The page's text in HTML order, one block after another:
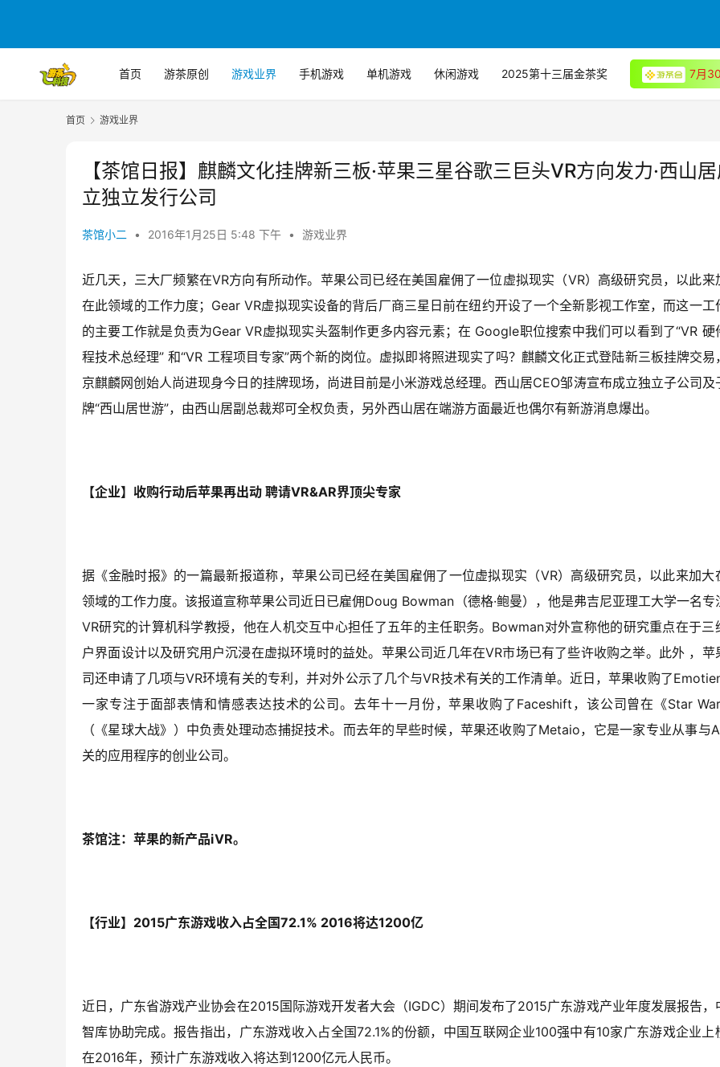
首页 游茶原创 游戏业界 手机游戏 单机游戏 休闲游戏 2025第十三届金茶奖 7月
首页 游戏业界
【茶馆日报】麒麟文化挂牌新三板·苹果三星谷歌三巨头VR方向发力·西山
立独立发行公司
茶馆小二 • 2016年1月25日 5:48 下午 • 游戏业界
近几天，三大厂频繁在VR方向有所动作。苹果公司已经在美国雇佣了一位虚拟现实（VR）高级研究员，以此来
在此领域的工作力度；Gear VR虚拟现实设备的背后厂商三星日前在纽约开设了一个全新影视工作室，而这一工
的主要工作就是负责为Gear VR虚拟现实头盔制作更多内容元素；在 Google职位搜索中我们可以看到了“VR 硬
程技术总经理” 和“VR 工程项目专家”两个新的岗位。虚拟即将照进现实了吗？麒麟文化正式登陆新三板挂牌交易
京麒麟网创始人尚进现身今日的挂牌现场，尚进目前是小米游戏总经理。西山居CEO邹涛宣布成立独立子公司及
牌“西山居世游”，由西山居副总裁郑可全权负责，另外西山居在端游方面最近也偶尔有新游消息爆出。
【企业】收购行动后苹果再出动 聘请VR&AR界顶尖专家
据《金融时报》的一篇最新报道称，苹果公司已经在美国雇佣了一位虚拟现实（VR）高级研究员，以此来加大
领域的工作力度。该报道宣称苹果公司近日已雇佣Doug Bowman（德格·鲍曼），他是弗吉尼亚理工大学一名专
VR研究的计算机科学教授，他在人机交互中心担任了五年的主任职务。Bowman对外宣称他的研究重点在于三
户界面设计以及研究用户沉浸在虚拟环境时的益处。苹果公司近几年在VR市场已有了些许收购之举。此外 ，苹
司还申请了几项与VR环境有关的专利，并对外公示了几个与VR技术有关的工作清单。近日，苹果收购了
一家专注于面部表情和情感表达技术的公司。去年十一月份，苹果收购了Faceshift，该公司曾在《Star
（《星球大战》）中负责处理动态捕捉技术。而去年的早些时候，苹果还收购了Metaio，它是一家专业从事与
关的应用程序的创业公司。
茶馆注：苹果的新产品iVR。
【行业】2015广东游戏收入占全国72.1% 2016将达1200亿
近日，广东省游戏产业协会在2015国际游戏开发者大会（IGDC）期间发布了2015广东游戏产业年度发展报告，
智库协助完成。报告指出，广东游戏收入占全国72.1%的份额，中国互联网企业100强中有10家广东游戏企业上
在2016年，预计广东游戏收入将达到1200亿元人民币。